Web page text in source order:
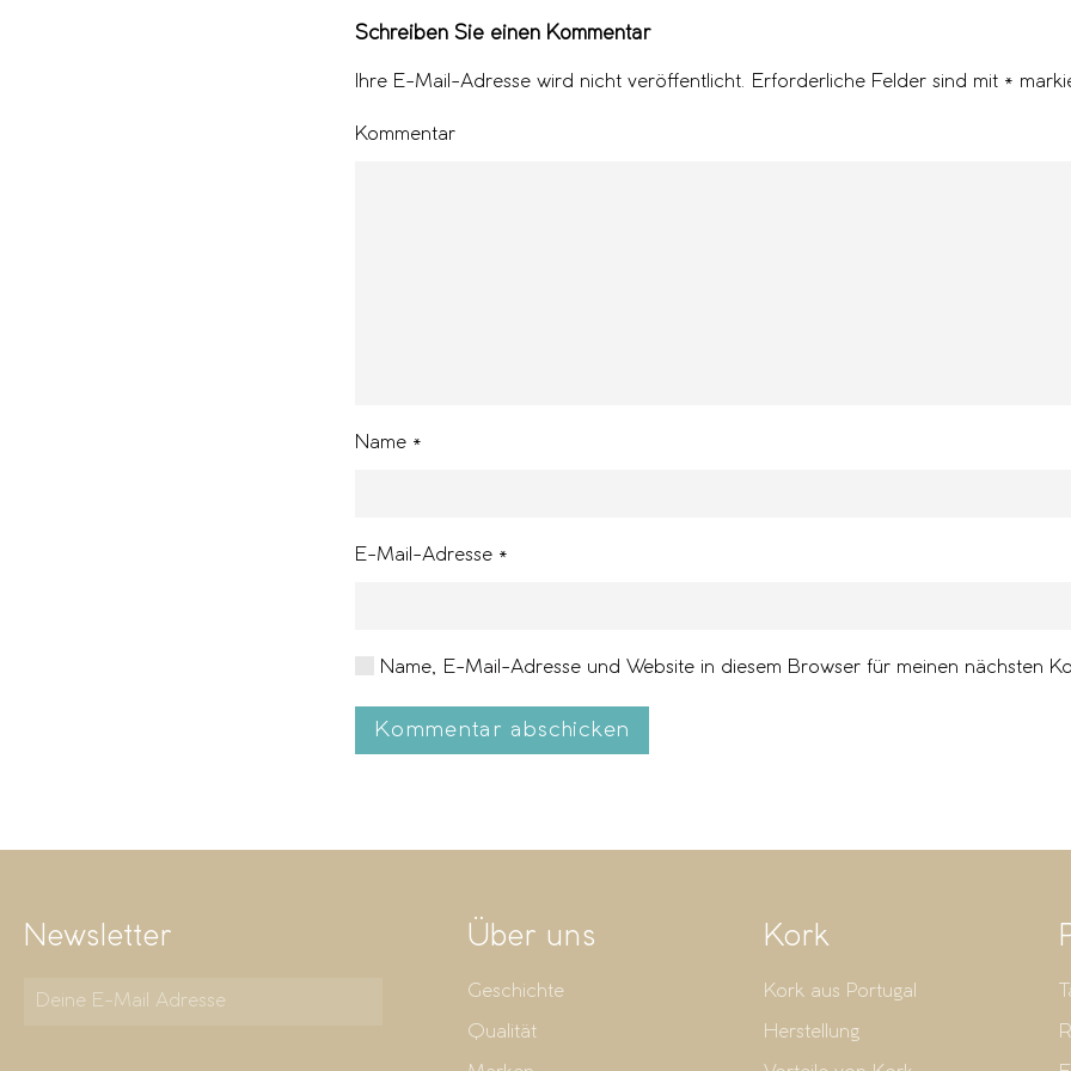
Schreiben Sie einen Kommentar
Ihre E-Mail-Adresse wird nicht veröffentlicht. Erforderliche Felder sind mit *
Kommentar
Name *
E-Mail-Adresse *
Name, E-Mail-Adresse und Website in diesem Browser für meinen nächsten
Kommentar abschicken
Newsletter Über uns
Geschichte
Qualität
Kork
Kork aus Portugal
Herstellung